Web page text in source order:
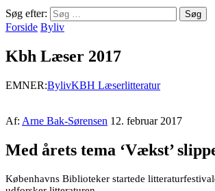
Søg efter:
Forside Byliv
Kbh Læser 2017
EMNER:BylivKBH Læserlitteratur
Af: Arne Bak-Sørensen 12. februar 2017
Med årets tema ‘Vækst’
Københavns Biblioteker startede